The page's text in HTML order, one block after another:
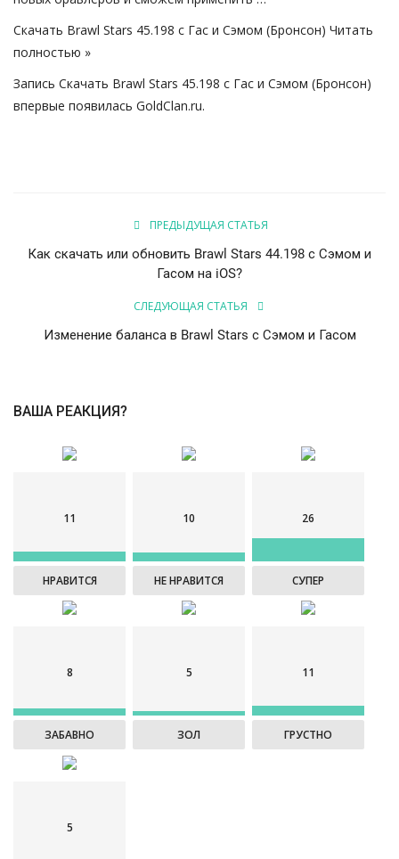
Скачать Brawl Stars 45.198 с Гас и Сэмом (Бронсон) Читать
полностью »
Запись Скачать Brawl Stars 45.198 с Гас и Сэмом (Бронсон)
впервые появилась GoldClan.ru.
ПРЕДЫДУЩАЯ СТАТЬЯ
Как скачать или обновить Brawl Stars 44.198 с Сэмом и
Гасом на iOS?
СЛЕДУЮЩАЯ СТАТЬЯ
Изменение баланса в Brawl Stars с Сэмом и Гасом
ВАША РЕАКЦИЯ?
11
НРАВИТСЯ
10
НЕ НРАВИТСЯ
26
СУПЕР
8
ЗАБАВНО
5
ЗОЛ
11
ГРУСТНО
5